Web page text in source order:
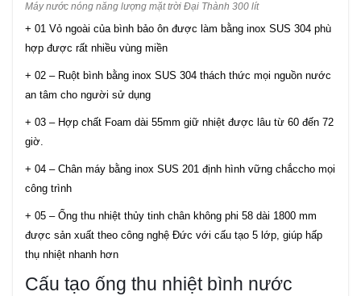
Máy nước nóng năng lượng mặt trời Đại Thành 300 lít
+ 01 Vỏ ngoài của bình bảo ôn được làm bằng inox SUS 304 phù
hợp được rất nhiều vùng miền
+ 02 – Ruột bình bằng inox SUS 304 thách thức mọi nguồn nước
an tâm cho người sử dụng
+ 03 – Hợp chất Foam dài 55mm giữ nhiệt được lâu từ 60 đến 72
giờ.
+ 04 – Chân máy bằng inox SUS 201 định hình vững chắccho mọi
công trình
+ 05 – Ống thu nhiệt thủy tinh chân không phi 58 dài 1800 mm
được sản xuất theo công nghệ Đức với cấu tạo 5 lớp, giúp hấp
thụ nhiệt nhanh hơn
Cấu tạo ống thu nhiệt bình nước